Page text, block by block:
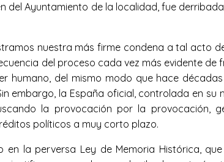
del Ayuntamiento de la localidad, fue
nuestra más firme condena a tal acto
del proceso cada vez más evidente
humano, del mismo modo que hace
embargo, la España oficial, controlada en
la provocación por la provocación,
políticos a muy corto plazo.
la perversa Ley de Memoria Histórica,